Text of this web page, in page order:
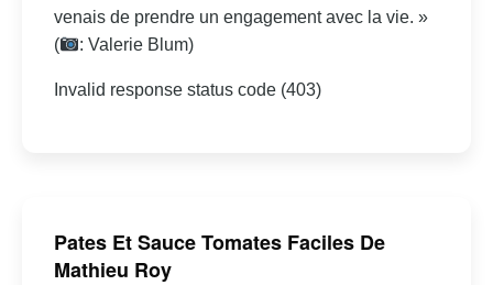
venais de prendre un engagement avec la vie. »
(
: Valerie Blum)
Invalid response status code (403)
Pates Et Sauce Tomates Faciles De
Mathieu Roy